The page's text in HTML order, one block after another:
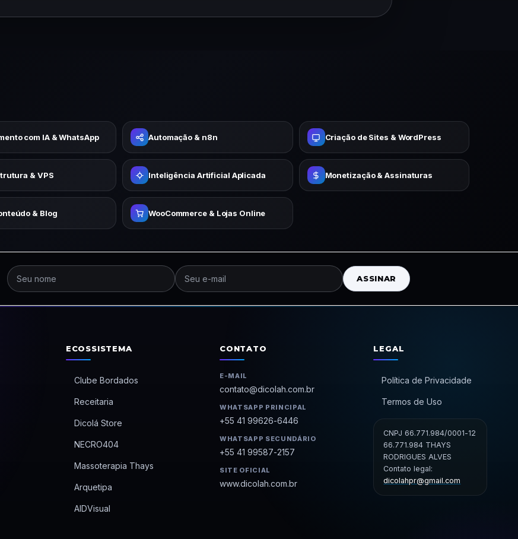
com IA & WhatsApp Automação & n8n Criação de Sites & WordPress
& VPS Inteligência Artificial Aplicada Monetização & Assinaturas
& Blog WooCommerce & Lojas Online
ASSINAR
ECOSSISTEMA
Clube Bordados
Receitaria
Dicolá Store
NECRO404
Massoterapia Thays
Arquetipa
AIDVisual
CONTATO
E-MAIL
contato@dicolah.com.br
WHATSAPP PRINCIPAL
+55 41 99626-6446
WHATSAPP SECUNDÁRIO
+55 41 99587-2157
SITE OFICIAL
www.dicolah.com.br
LEGAL
Política de Privacidade
Termos de Uso
CNPJ 66.771.984/0001-12
66.771.984 THAYS
RODRIGUES ALVES
Contato legal:
dicolahpr@gmail.com